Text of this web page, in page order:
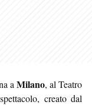
a Milano, al Teatro
creato dal